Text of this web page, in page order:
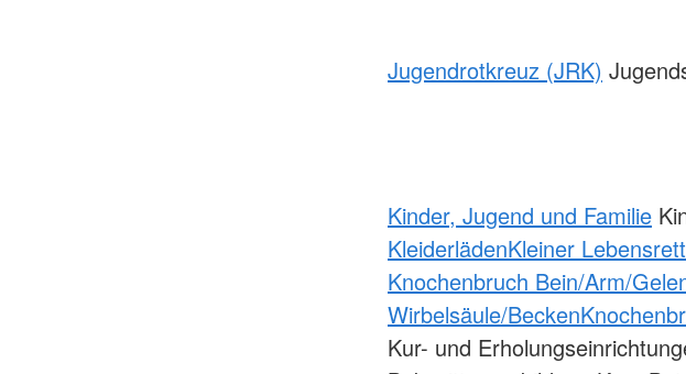
Jugendrotkreuz (JRK)
Kinder, Jugend und Familie
KleiderlädenKleiner
Knochenbruch Bein/Arm/
Wirbelsäule/Becken
Kur- und